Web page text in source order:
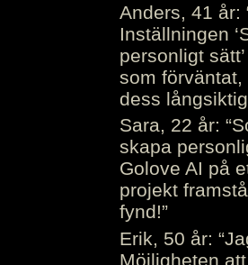
Anders, 41 år:
Inställningen
personligt
som
dess
Sara, 22 år:
skapa
Golove AI på
projekt
fynd!”
Erik, 50 år:
Möjligheten